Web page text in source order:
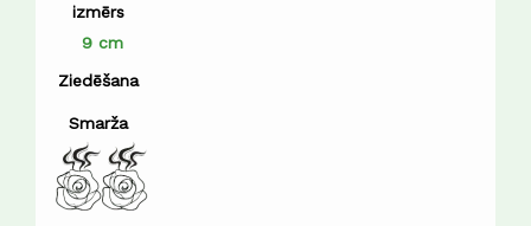
izmērs
9 cm
Ziedēšana
Smarža